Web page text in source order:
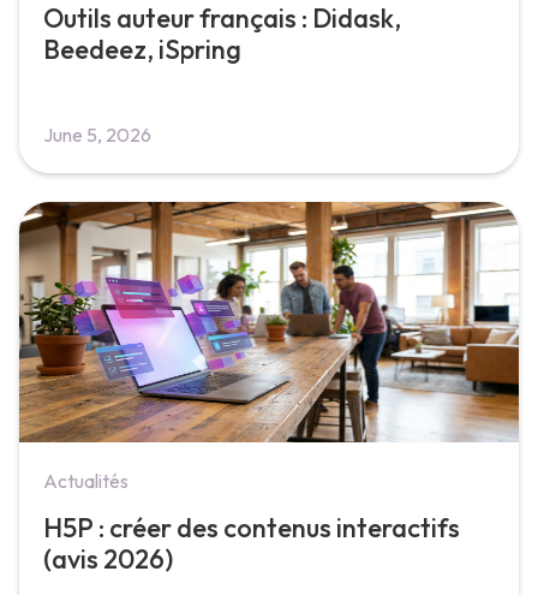
Outils auteur français : Didask,
Beedeez, iSpring
June 5, 2026
Actualités
H5P : créer des contenus interactifs
(avis 2026)